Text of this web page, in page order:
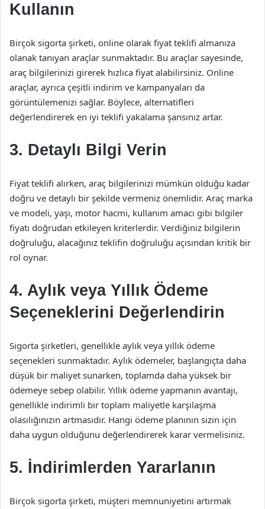
Kullanın
Birçok sigorta şirketi, online olarak fiyat teklifi almanıza
olanak tanıyan araçlar sunmaktadır. Bu araçlar sayesinde,
araç bilgilerinizi girerek hızlıca fiyat alabilirsiniz. Online
araçlar, ayrıca çeşitli indirim ve kampanyaları da
görüntülemenizi sağlar. Böylece, alternatifleri
değerlendirerek en iyi teklifi yakalama şansınız artar.
3. Detaylı Bilgi Verin
Fiyat teklifi alırken, araç bilgilerinizi mümkün olduğu kadar
doğru ve detaylı bir şekilde vermeniz önemlidir. Araç marka
ve modeli, yaşı, motor hacmi, kullanım amacı gibi bilgiler
fiyatı doğrudan etkileyen kriterlerdir. Verdiğiniz bilgilerin
doğruluğu, alacağınız teklifin doğruluğu açısından kritik bir
rol oynar.
4. Aylık veya Yıllık Ödeme
Seçeneklerini Değerlendirin
Sigorta şirketleri, genellikle aylık veya yıllık ödeme
seçenekleri sunmaktadır. Aylık ödemeler, başlangıçta daha
düşük bir maliyet sunarken, toplamda daha yüksek bir
ödemeye sebep olabilir. Yıllık ödeme yapmanın avantajı,
genellikle indirimli bir toplam maliyetle karşılaşma
olasılığınızın artmasıdır. Hangi ödeme planının sizin için
daha uygun olduğunu değerlendirerek karar vermelisiniz.
5. İndirimlerden Yararlanın
Birçok sigorta şirketi, müşteri memnuniyetini artırmak